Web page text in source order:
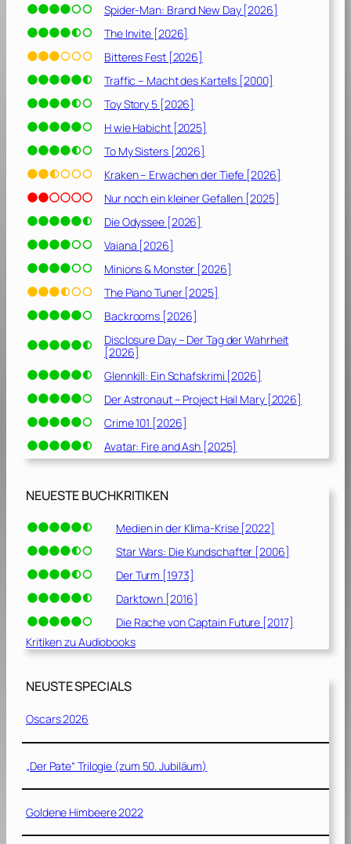
[
2
0
0
]
Spider-Man: Brand New Day [2026]
The Invite [2026]
Bitteres Fest [2026]
Traffic – Macht des Kartells [2000]
Toy Story 5 [2026]
H wie Habicht [2025]
To My Sisters [2026]
Kraken – Erwachen der Tiefe [2026]
Nur noch ein kleiner Gefallen [2025]
Die Odyssee [2026]
Vaiana [2026]
Minions & Monster [2026]
The Piano Tuner [2025]
Backrooms [2026]
Disclosure Day – Der Tag der Wahrheit
[2026]
Glennkill: Ein Schafskrimi [2026]
Der Astronaut – Project Hail Mary [2026]
Crime 101 [2026]
Avatar: Fire and Ash [2025]
NEUESTE BUCHKRITIKEN
Medien in der Klima-Krise [2022]
Star Wars: Die Kundschafter [2006]
Der Turm [1973]
Darktown [2016]
Die Rache von Captain Future [2017]
Kritiken zu Audiobooks
NEUSTE SPECIALS
Oscars 2026
„Der Pate“ Trilogie (zum 50. Jubiläum)
Goldene Himbeere 2022